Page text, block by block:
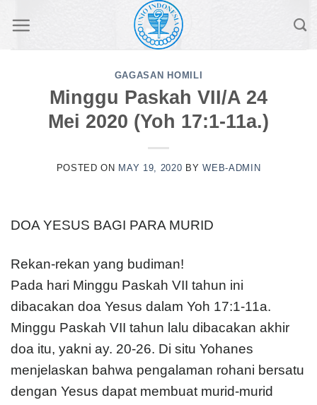
GAGASAN HOMILI
Minggu Paskah VII/A 24
Mei 2020 (Yoh 17:1-11a.)
POSTED ON MAY 19, 2020 BYWEB-ADMIN
DOA YESUS BAGI PARA MURID
Rekan-rekan yang budiman!
Pada hari Minggu Paskah VII tahun ini
dibacakan doa Yesus dalam Yoh 17:1-11a.
Minggu Paskah VII tahun lalu dibacakan akhir
doa itu, yakni ay. 20-26. Di situ Yohanes
menjelaskan bahwa pengalaman rohani bersatu
dengan Yesus dapat membuat murid-murid